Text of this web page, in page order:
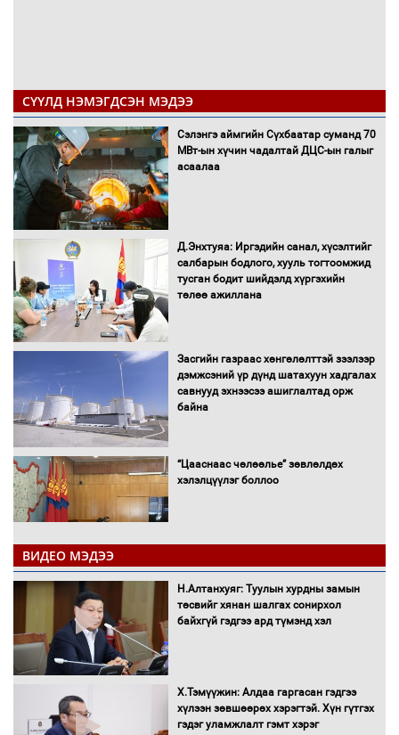
СҮҮЛД НЭМЭГДСЭН МЭДЭЭ
Сэлэнгэ аймгийн Сүхбаатар суманд 70
МВт-ын хүчин чадалтай ДЦС-ын галыг
асаалаа
Д.Энхтуяа: Иргэдийн санал, хүсэлтийг
салбарын бодлого, хууль тогтоомжид
тусган бодит шийдэлд хүргэхийн
төлөө ажиллана
Засгийн газраас хөнгөлөлттэй зээлээр
дэмжсэний үр дүнд шатахуун хадгалах
савнууд эхнээсээ ашиглалтад орж
байна
“Цааснаас чөлөөлье” зөвлөлдөх
хэлэлцүүлэг боллоо
"ДЦС-3” ТӨХК-ийн нэн шаардлагатай
“Турбингенератор-5”-ын шинэчлэлийн
төсвийг шийдвэрлэхээр болов
УИХ-ын дарга С.Бямбацогт Сутай
хайрхны тэнгэрийг тахих тахилгад
оролцлоо
ВИДЕО МЭДЭЭ
Н.Алтанхуяг: Туулын хурдны замын
төсвийг хянан шалгах сонирхол
байхгүй гэдгээ ард түмэнд хэл
Х.Тэмүүжин: Алдаа гаргасан гэдгээ
хүлээн зөвшөөрөх хэрэгтэй. Хүн гүтгэх
гэдэг уламжлалт гэмт хэрэг